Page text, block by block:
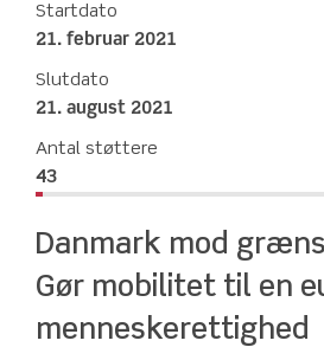
Startdato
21. februar 2021
Slutdato
21. august 2021
Antal støttere
43
Danmark mod
Gør mobilitet til en
menneskerettighed